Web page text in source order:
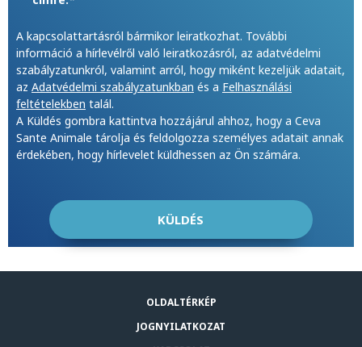
A kapcsolattartásról bármikor leiratkozhat. További
információ a hírlevélről való leiratkozásról, az adatvédelmi
szabályzatunkról, valamint arról, hogy miként kezeljük adatait,
az Adatvédelmi szabályzatunkban és a Felhasználási
feltételekben talál.
A Küldés gombra kattintva hozzájárul ahhoz, hogy a Ceva
Sante Animale tárolja és feldolgozza személyes adatait annak
érdekében, hogy hírlevelet küldhessen az Ön számára.
OLDALTÉRKÉP
JOGNYILATKOZAT